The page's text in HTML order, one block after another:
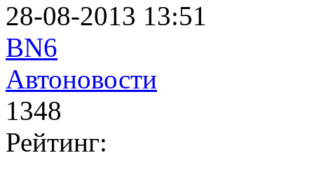
28-08-2013 13:51
BN6
Автоновости
1348
Рейтинг: